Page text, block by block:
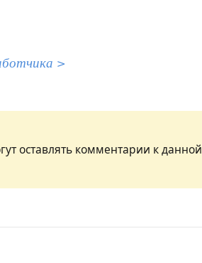
>
оставлять комментарии к данной